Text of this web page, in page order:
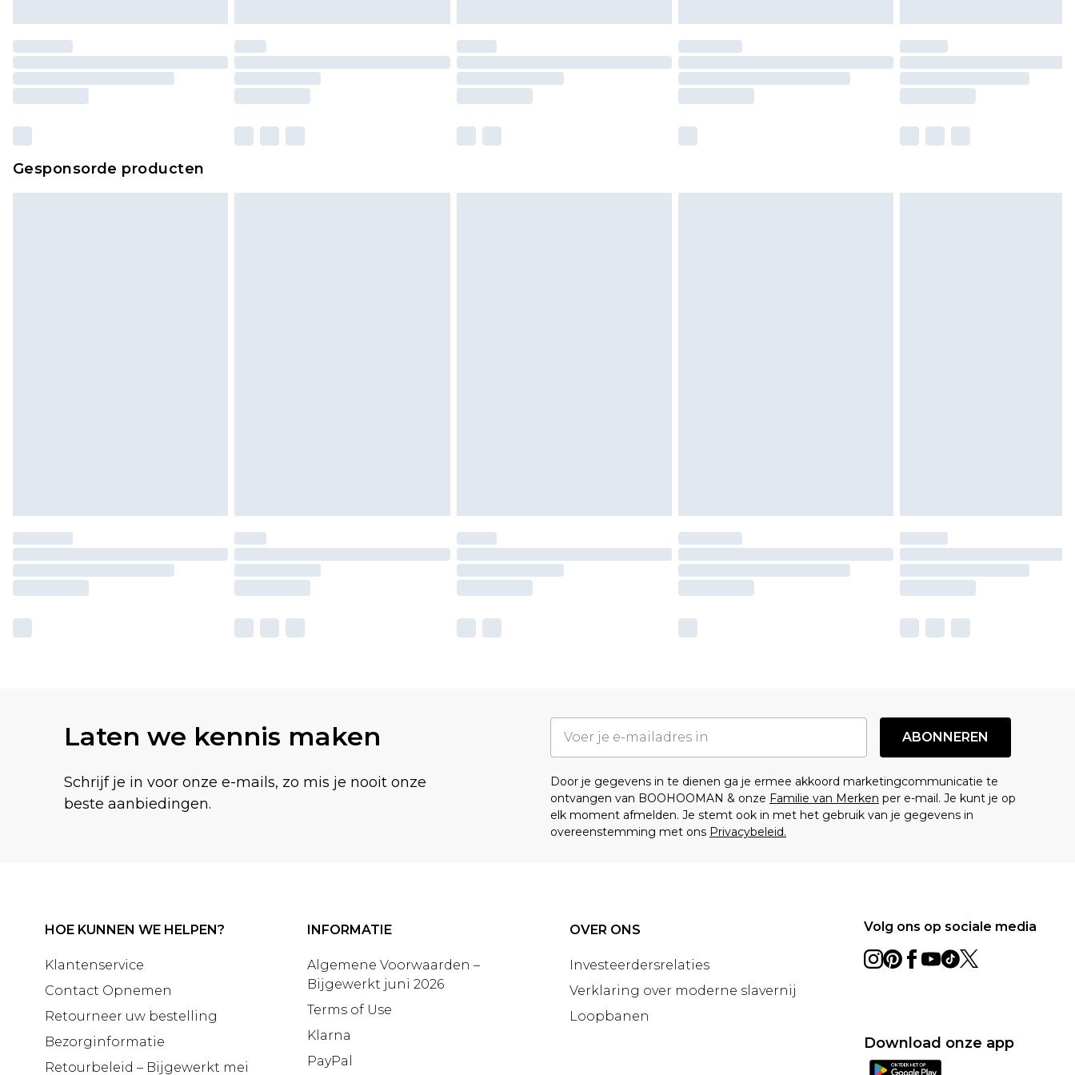
Gesponsorde producten
Laten we kennis maken
Schrijf je in voor onze e-mails, zo mis je nooit onze
beste aanbiedingen.
ABONNEREN
Door je gegevens in te dienen ga je ermee akkoord marketingcommunicatie te
ontvangen van BOOHOOMAN & onze Familie van Merken per e-mail. Je kunt je op
elk moment afmelden. Je stemt ook in met het gebruik van je gegevens in
overeenstemming met ons Privacybeleid.
HOE KUNNEN WE HELPEN?
Klantenservice
Contact Opnemen
Retourneer uw bestelling
Bezorginformatie
Retourbeleid – Bijgewerkt mei
INFORMATIE
Algemene Voorwaarden –
Bijgewerkt juni 2026
Terms of Use
Klarna
PayPal
OVER ONS
Investeerdersrelaties
Verklaring over moderne slavernij
Loopbanen
Volg ons op sociale media
Download onze app